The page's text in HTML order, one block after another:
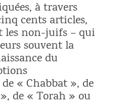
à travers
cents articles,
les non-juifs – qui
souvent la
du
« Chabbat », de
de « Torah » ou